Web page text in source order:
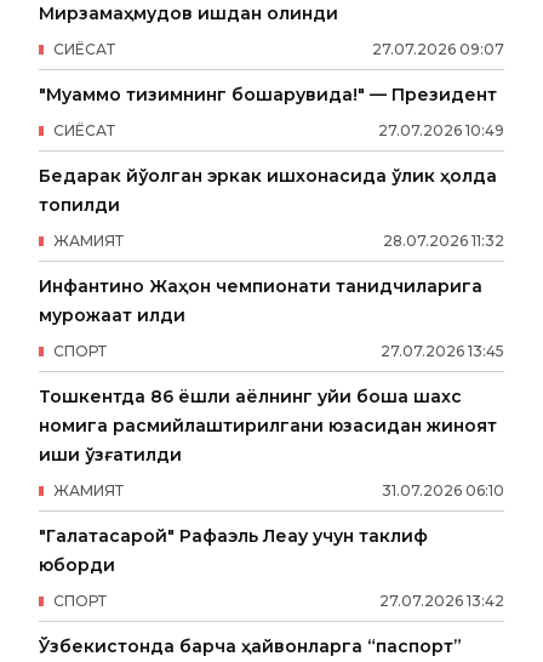
Мирзамаҳмудов ишдан олинди
27.07.2026 09:07
СИËСАТ
"Муаммо тизимнинг бошқарувида!" — Президент
27.07.2026 10:49
СИËСАТ
Бедарак йўқолган эркак ишхонасида ўлик ҳолда
топилди
28.07.2026 11:32
ЖАМИЯТ
Инфантино Жаҳон чемпионати танқидчиларига
мурожаат қилди
27.07.2026 13:45
СПОРТ
Тошкентда 86 ёшли аёлнинг уйи бошқа шахс
номига расмийлаштирилгани юзасидан жиноят
иши қўзғатилди
31.07.2026 06:10
ЖАМИЯТ
"Галатасарой" Рафаэль Леау учун таклиф
юборди
27.07.2026 13:42
СПОРТ
Ўзбекистонда барча ҳайвонларга “паспорт”